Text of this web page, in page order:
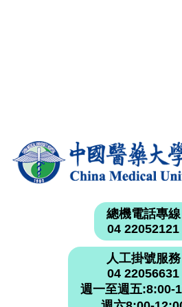
總機電話專線
04 22052121
人工掛號服務
04 22056631
週一至週五:8:00-